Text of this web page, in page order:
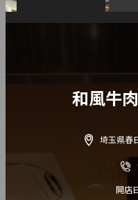
和風牛
埼玉県春
開店